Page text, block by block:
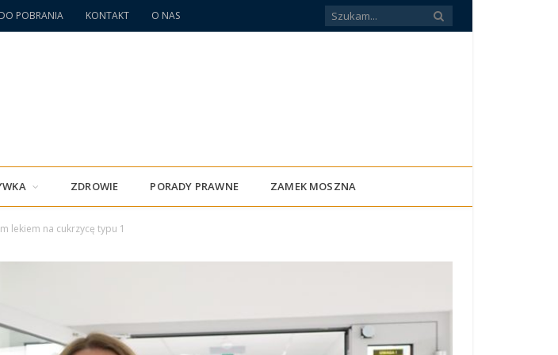
POBRANIA KONTAKT O NAS
ZDROWIE PORADY PRAWNE ZAMEK MOSZNA
lekiem na cukrzycę typu 1